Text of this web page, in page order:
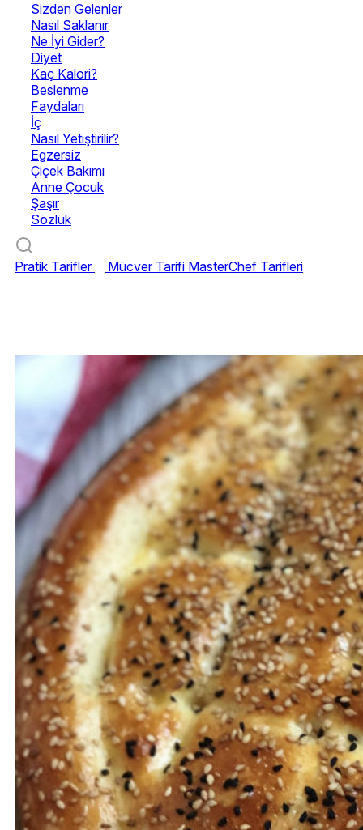
Sizden Gelenler
Nasıl Saklanır
Ne İyi Gider?
Diyet
Kaç Kalori?
Beslenme
Faydaları
İç
Nasıl Yetiştirilir?
Egzersiz
Çiçek Bakımı
Anne Çocuk
Şaşır
Sözlük
Pratik Tarifler Mücver Tarifi MasterChef Tarifleri